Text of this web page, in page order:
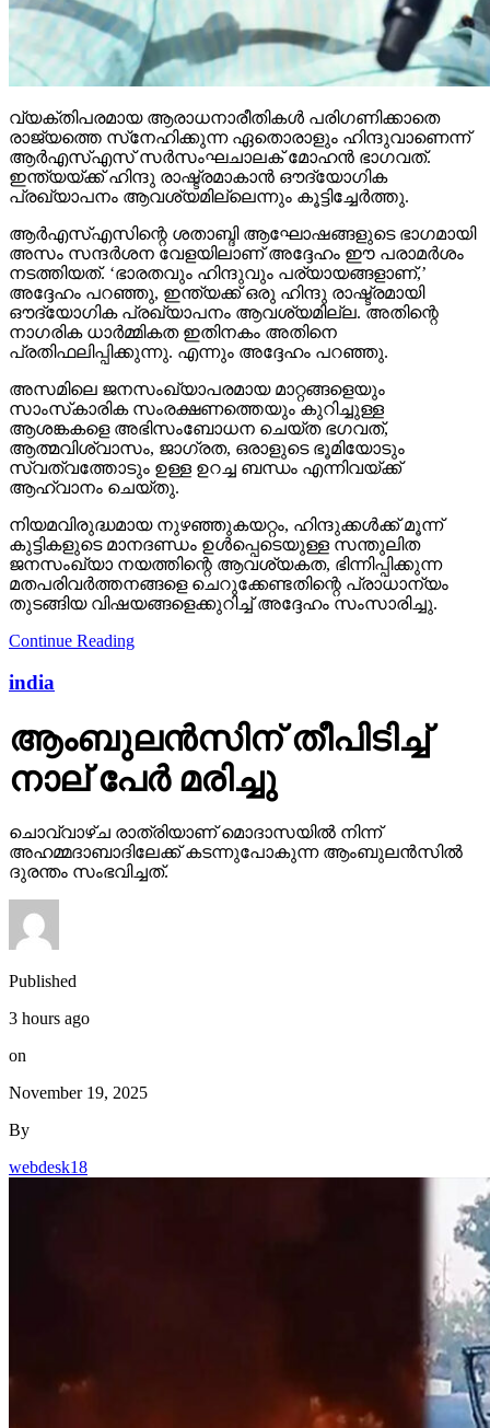
വ്യക്തിപരമായ ആരാധനാരീതികള്‍ പരിഗണിക്കാതെ
രാജ്യത്തെ സ്‌നേഹിക്കുന്ന ഏതൊരാളും ഹിന്ദുവാണെന്ന്
ആര്‍എസ്എസ് സര്‍സംഘചാലക് മോഹന്‍ ഭാഗവത്.
ഇന്ത്യയ്ക്ക് ഹിന്ദു രാഷ്ട്രമാകാന്‍ ഔദ്യോഗിക
പ്രഖ്യാപനം ആവശ്യമില്ലെന്നും കൂട്ടിച്ചേര്‍ത്തു.
ആര്‍എസ്എസിന്റെ ശതാബ്ദി ആഘോഷങ്ങളുടെ ഭാഗമായി
അസം സന്ദര്‍ശന വേളയിലാണ് അദ്ദേഹം ഈ പരാമര്‍ശം
നടത്തിയത്. ‘ഭാരതവും ഹിന്ദുവും പര്യായങ്ങളാണ്,’
അദ്ദേഹം പറഞ്ഞു, ഇന്ത്യക്ക് ഒരു ഹിന്ദു രാഷ്ട്രമായി
ഔദ്യോഗിക പ്രഖ്യാപനം ആവശ്യമില്ല. അതിന്റെ
നാഗരിക ധാര്‍മ്മികത ഇതിനകം അതിനെ
പ്രതിഫലിപ്പിക്കുന്നു. എന്നും അദ്ദേഹം പറഞ്ഞു.
അസമിലെ ജനസംഖ്യാപരമായ മാറ്റങ്ങളെയും
സാംസ്‌കാരിക സംരക്ഷണത്തെയും കുറിച്ചുള്ള
ആശങ്കകളെ അഭിസംബോധന ചെയ്ത ഭഗവത്,
ആത്മവിശ്വാസം, ജാഗ്രത, ഒരാളുടെ ഭൂമിയോടും
സ്വത്വത്തോടും ഉള്ള ഉറച്ച ബന്ധം എന്നിവയ്ക്ക്
ആഹ്വാനം ചെയ്തു.
നിയമവിരുദ്ധമായ നുഴഞ്ഞുകയറ്റം, ഹിന്ദുക്കള്‍ക്ക് മൂന്ന്
കുട്ടികളുടെ മാനദണ്ഡം ഉള്‍പ്പെടെയുള്ള സന്തുലിത
ജനസംഖ്യാ നയത്തിന്റെ ആവശ്യകത, ഭിന്നിപ്പിക്കുന്ന
മതപരിവര്‍ത്തനങ്ങളെ ചെറുക്കേണ്ടതിന്റെ പ്രാധാന്യം
തുടങ്ങിയ വിഷയങ്ങളെക്കുറിച്ച് അദ്ദേഹം സംസാരിച്ചു.
Continue Reading
india
ആംബുലന്‍സിന് തീപിടിച്ച്
നാല് പേര്‍ മരിച്ചു
ചൊവ്വാഴ്ച രാത്രിയാണ് മൊദാസയില്‍ നിന്ന്
അഹമ്മദാബാദിലേക്ക് കടന്നുപോകുന്ന ആംബുലന്‍സില്‍
ദുരന്തം സംഭവിച്ചത്.
Published
3 hours ago
on
November 19, 2025
By
webdesk18